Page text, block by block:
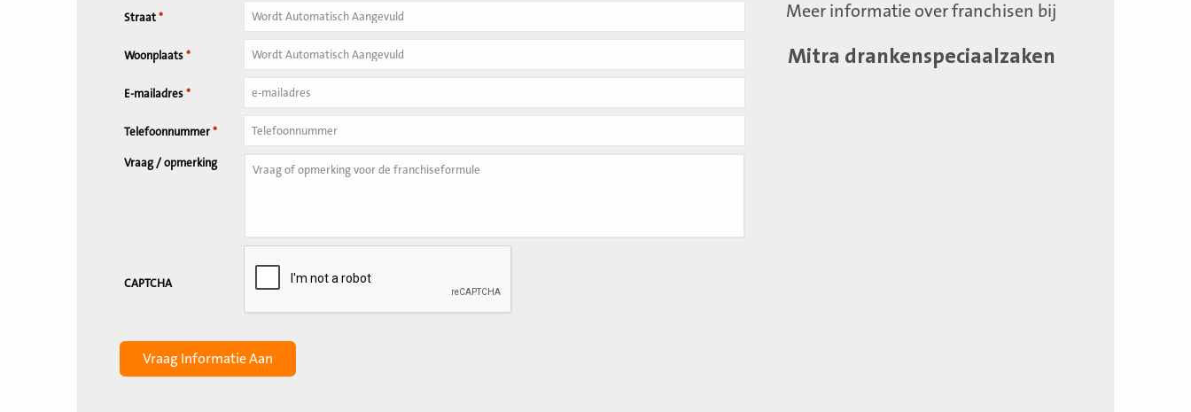
Straat *
Woonplaats *
E-mailadres *
Telefoonnummer *
Vraag / opmerking
CAPTCHA
Meer informatie over franchisen bij
Mitra drankenspeciaalzaken